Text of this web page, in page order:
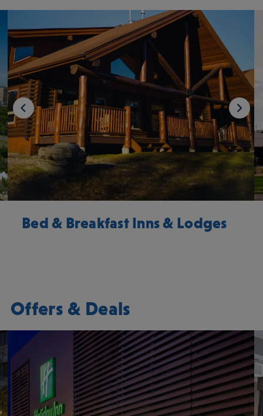
Bed & Breakfast Inns & Lodges
Offers & Deals